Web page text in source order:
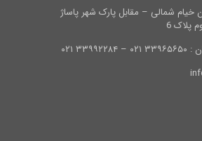
خیام شمالی – مقابل پارک شهر پاساژ
پلاک 6
۰۲۱